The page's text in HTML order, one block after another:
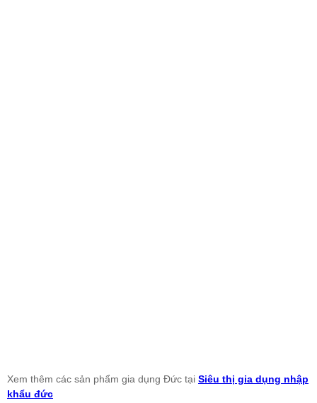
Xem thêm các sản phẩm gia dụng Đức tại Siêu thị gia dụng nhập
khẩu đức